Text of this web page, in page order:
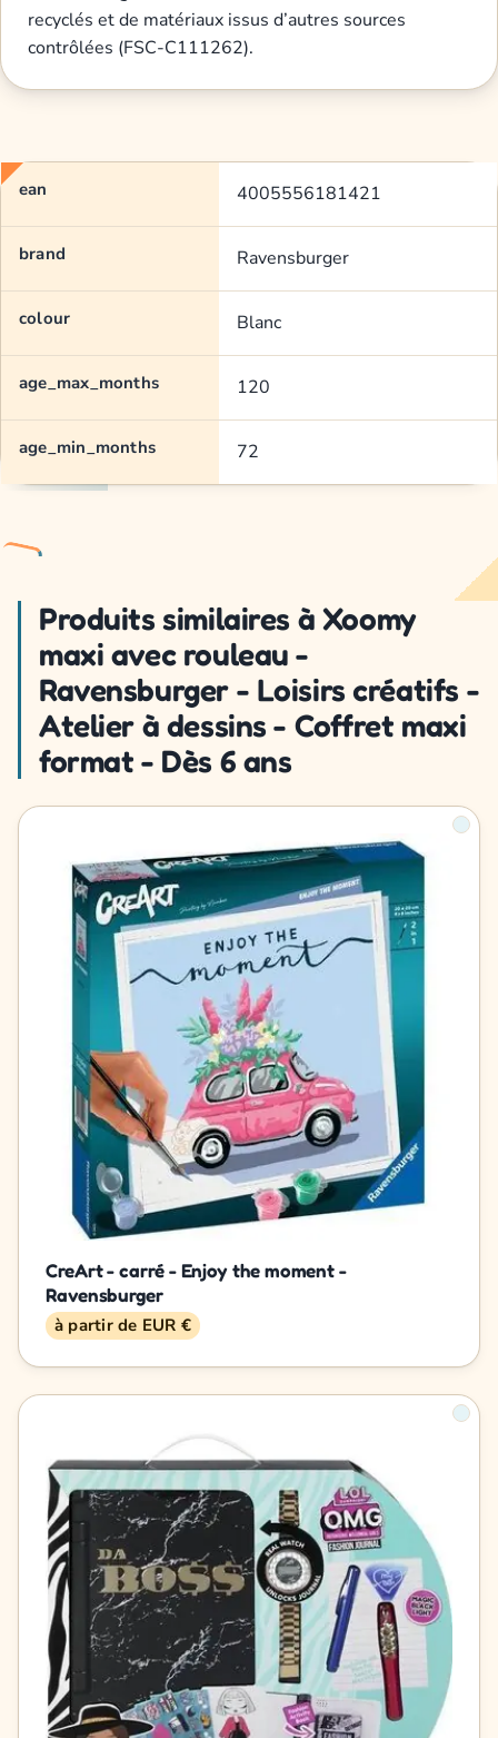
recyclés et de matériaux issus d’autres sources
contrôlées (FSC-C111262).
ean 4005556181421
brand Ravensburger
colour Blanc
age_max_months 120
age_min_months 72
Produits similaires à Xoomy
maxi avec rouleau -
Ravensburger - Loisirs créatifs -
Atelier à dessins - Coffret maxi
format - Dès 6 ans
CreArt - carré - Enjoy the moment -
Ravensburger
à partir de EUR €